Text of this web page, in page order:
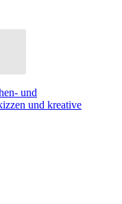
und
und kreative